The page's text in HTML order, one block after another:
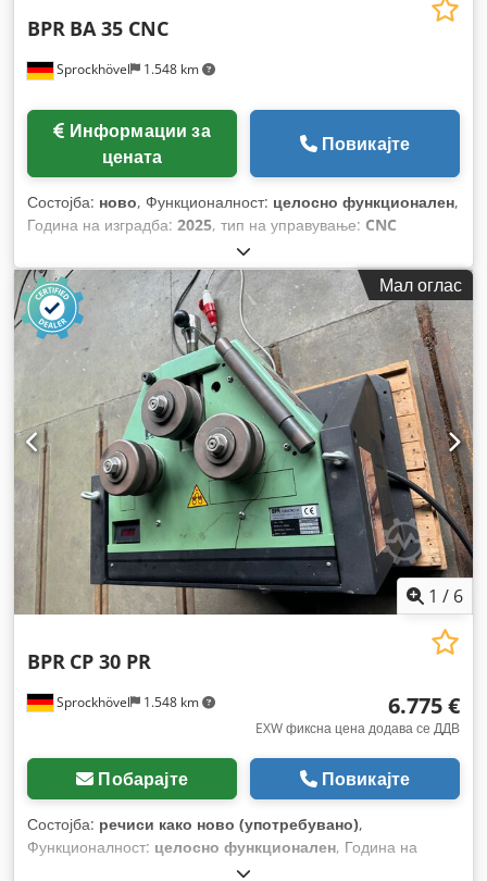
Sprockhövel 1.548 km
BPR BA 35 CNC
цената
Повикајте
Состојба: ново, Функционалност: целосно функционален,
Година на изградба: 2025, тип на управување: CNC
, степен на автоматизација:
на активирање:хидраулички, број на валјаци:3,
дијаметар на вратило:35 мм , максимална брзина на
вртење:
30 обр/мин, вкупна тежина:490 кг, моќ: 1,5 kW
(2,04 коњски сили), влезен напон:400 V, влезна
фреквенција:
50 Hz, времетраење на гаранцијата:12
, Опрема:Ознака CE, документација / прирачник,
Мал оглас
1 / 6
Sprockhövel 1.548 km
BPR CP 30 PR
6.775 €
EXW фиксна цена додава се ДДВ
Побарајте Повикајте
Состојба: речиси како ново (употребувано),
Функционалност: целосно функционален, Година на
, работни часови: